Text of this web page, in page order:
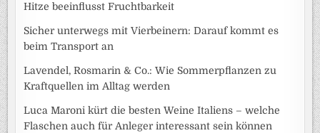
Hitze beeinflusst Fruchtbarkeit
Sicher unterwegs mit Vierbeinern: Darauf kommt es
beim Transport an
Lavendel, Rosmarin & Co.: Wie Sommerpflanzen zu
Kraftquellen im Alltag werden
Luca Maroni kürt die besten Weine Italiens – welche
Flaschen auch für Anleger interessant sein können